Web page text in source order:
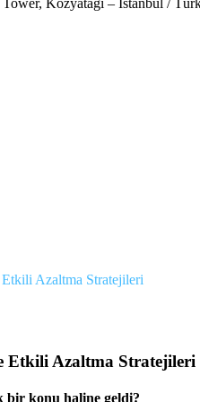
Kozyatağı – İstanbul /
Azaltma Stratejileri
Etkili Azaltma Stratejileri
bir konu haline geldi?